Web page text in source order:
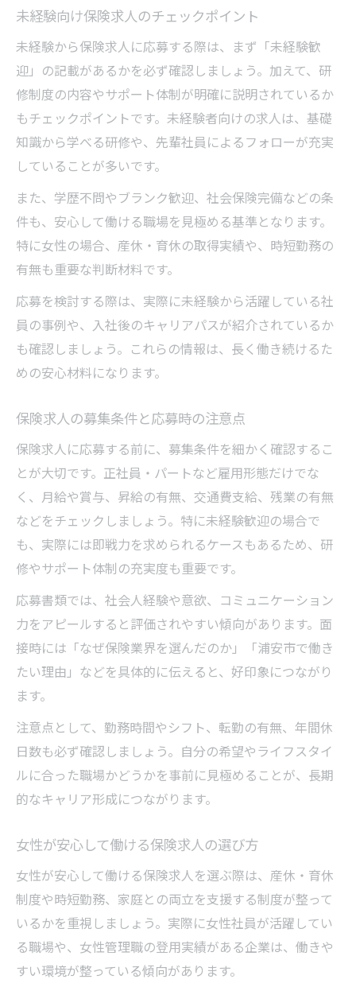
未経験向け保険求人のチェックポイント
未経験から保険求人に応募する際は、まず「未経験歓
迎」の記載があるかを必ず確認しましょう。加えて、研
修制度の内容やサポート体制が明確に説明されているか
もチェックポイントです。未経験者向けの求人は、基礎
知識から学べる研修や、先輩社員によるフォローが充実
していることが多いです。
また、学歴不問やブランク歓迎、社会保険完備などの条
件も、安心して働ける職場を見極める基準となります。
特に女性の場合、産休・育休の取得実績や、時短勤務の
有無も重要な判断材料です。
応募を検討する際は、実際に未経験から活躍している社
員の事例や、入社後のキャリアパスが紹介されているか
も確認しましょう。これらの情報は、長く働き続けるた
めの安心材料になります。
保険求人の募集条件と応募時の注意点
保険求人に応募する前に、募集条件を細かく確認するこ
とが大切です。正社員・パートなど雇用形態だけでな
く、月給や賞与、昇給の有無、交通費支給、残業の有無
などをチェックしましょう。特に未経験歓迎の場合で
も、実際には即戦力を求められるケースもあるため、研
修やサポート体制の充実度も重要です。
応募書類では、社会人経験や意欲、コミュニケーション
力をアピールすると評価されやすい傾向があります。面
接時には「なぜ保険業界を選んだのか」「浦安市で働き
たい理由」などを具体的に伝えると、好印象につながり
ます。
注意点として、勤務時間やシフト、転勤の有無、年間休
日数も必ず確認しましょう。自分の希望やライフスタイ
ルに合った職場かどうかを事前に見極めることが、長期
的なキャリア形成につながります。
女性が安心して働ける保険求人の選び方
女性が安心して働ける保険求人を選ぶ際は、産休・育休
制度や時短勤務、家庭との両立を支援する制度が整って
いるかを重視しましょう。実際に女性社員が活躍してい
る職場や、女性管理職の登用実績がある企業は、働きや
すい環境が整っている傾向があります。